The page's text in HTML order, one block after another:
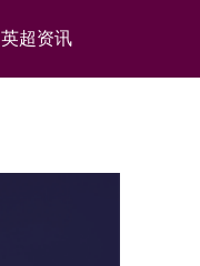
英超资讯